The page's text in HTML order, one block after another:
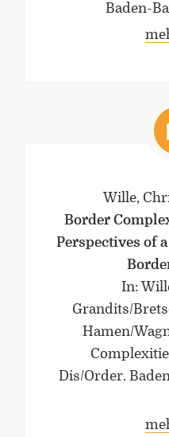
Baden-
Wille,
Border
Perspectives of
In:
Grandits/
Hamen/
Dis/Order.